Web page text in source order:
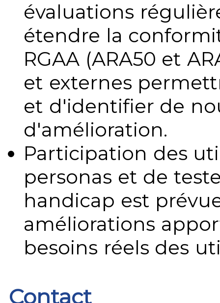
évaluations
étendre la
RGAA (ARA50 et
et externes
et d'identifier de
d'amélioration.
Participation des
personas et de
handicap est
améliorations
besoins réels des
Contact